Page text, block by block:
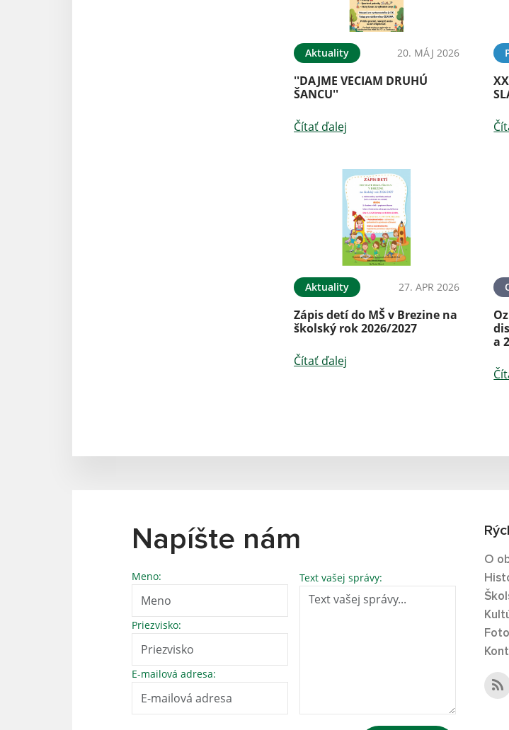
Aktuality 20. MÁJ 2026
''DAJME VECIAM DRUHÚ
ŠANCU''
Čítať ďalej
Aktuality 27. APR 2026
Zápis detí do MŠ v Brezine na
školský rok 2026/2027
Čítať ďalej
a
Napíšte nám
Meno:
Priezvisko:
E-mailová adresa:
Text vašej správy:
O